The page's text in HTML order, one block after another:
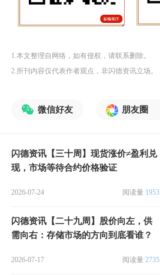
1.本文整理自网络，如有侵权，请联系删除。
2.所刊内容仅代表作者观点，非闪德资讯立场。
微信好友 朋友圈
闪德资讯【三十周】现货涨价≠盈利兑
现，市场等待合约价格验证
2026-07-24 阅读量 1953
闪德资讯【二十九周】股价向左，供
需向右：存储市场的方向到底看谁？
2026-07-17 阅读量 2735